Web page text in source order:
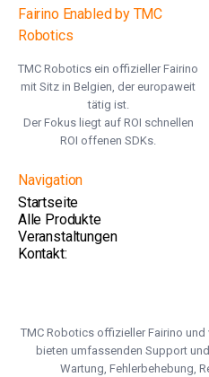
Fairino Enabled by TMC
Robotics
TMC Robotics ein offizieller Fairino
mit Sitz in Belgien, der europaweit
tätig ist.
Der Fokus liegt auf ROI schnellen
ROI offenen SDKs.
Navigation
Startseite
Alle Produkte
Veranstaltungen
Kontakt:
TMC Robotics offizieller Fairino
bieten umfassenden Support
Wartung, Fehlerbehebung,